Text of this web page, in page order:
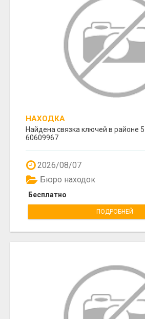
НАХОДКА
Найдена связка ключей в районе
60609967
2026/08/07
Бесплатно
Бюро находок
ПОДРОБНЕЙ